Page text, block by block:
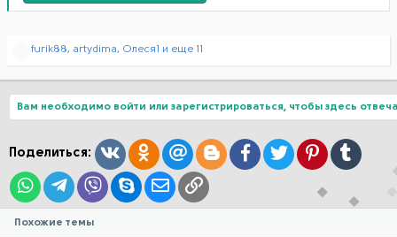
Р
ц
и
:
furik88, artydima, Олеся1 и еще 11
Вам необходимо войти или зарегистрироваться, чтобы здесь
Поделиться: ВконтактеОдноклассники
Mail.ruBloggerFacebook
TwitterPinterestTumblr
WhatsAppTelegram
ViberSkypeЭлектронная почта
Ссылка
Похожие темы